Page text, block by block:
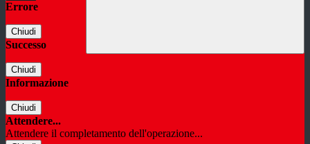
Errore
Chiudi
Successo
Chiudi
Informazione
Chiudi
Attendere...
Attendere il completamento dell'operazione...